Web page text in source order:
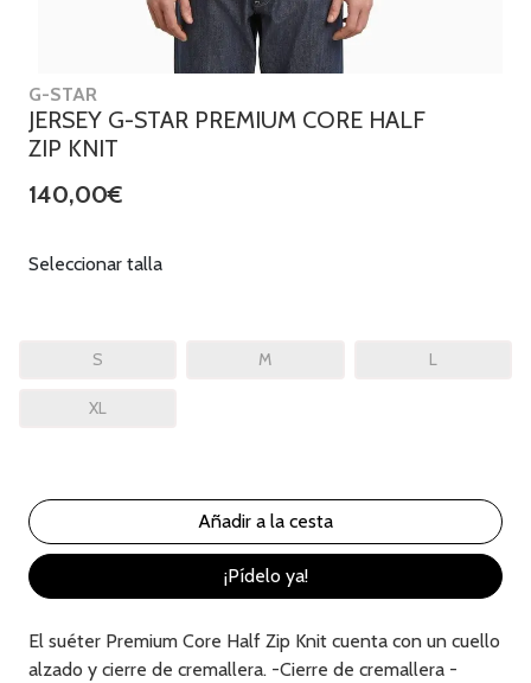
G-STAR
JERSEY G-STAR PREMIUM CORE HALF
ZIP KNIT
140,00€
Seleccionar talla
S M L
XL
¡Pídelo ya!
El suéter Premium Core Half Zip Knit cuenta con un cuello
alzado y cierre de cremallera. -Cierre de cremallera -